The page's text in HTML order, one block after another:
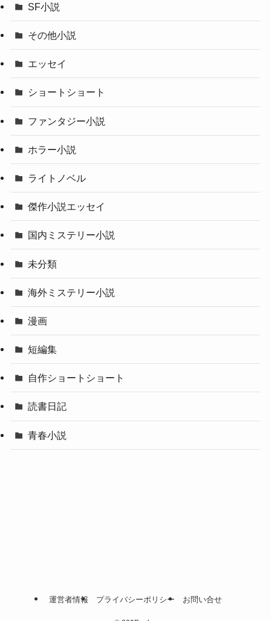
SF小説
その他小説
エッセイ
ショートショート
ファンタジー小説
ホラー小説
ライトノベル
傑作小説エッセイ
国内ミステリー小説
未分類
海外ミステリー小説
漫画
短編集
自作ショートショート
読書日記
青春小説
運営者情報 プライバシーポリシー お問い合せ